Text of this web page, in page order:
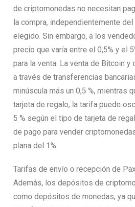
de criptomonedas no necesitan
la compra, independientemente
elegido. Sin embargo, a los
precio que varía entre el 0,5% y el
para la venta. La venta de Bitcoin
a través de transferencias
minúscula más un 0,5 %, mientras
tarjeta de regalo, la tarifa puede
5 % según el tipo de tarjeta de
de pago para vender
plana del 1%.
Tarifas de envío o recepción de
Además, los depósitos de
como depósitos de monedas, ya